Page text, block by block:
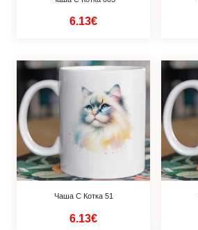
6.13€
Чаша С Котка 51
6.13€